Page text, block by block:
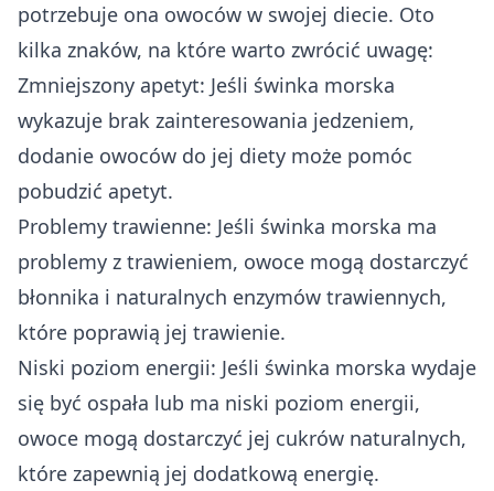
potrzebuje ona owoców w swojej diecie. Oto
kilka znaków, na które warto zwrócić uwagę:
Zmniejszony apetyt: Jeśli świnka morska
wykazuje brak zainteresowania jedzeniem,
dodanie owoców do jej diety może pomóc
pobudzić apetyt.
Problemy trawienne: Jeśli świnka morska ma
problemy z trawieniem, owoce mogą dostarczyć
błonnika i naturalnych enzymów trawiennych,
które poprawią jej trawienie.
Niski poziom energii: Jeśli świnka morska wydaje
się być ospała lub ma niski poziom energii,
owoce mogą dostarczyć jej cukrów naturalnych,
które zapewnią jej dodatkową energię.